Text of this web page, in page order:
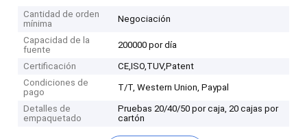
Cantidad de orden
mínima
Negociación
Capacidad de la
fuente
200000 por día
Certificación
CE,ISO,TUV,Patent
Condiciones de
pago
T/T, Western Union, Paypal
Detalles de
empaquetado
Pruebas 20/40/50 por caja, 20 cajas por
cartón